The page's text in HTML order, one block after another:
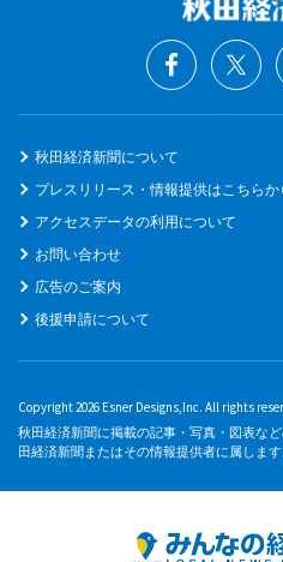
秋田経済新聞について
プレスリリース・情報提供はこちらか
アクセスデータの利用について
お問い合わせ
広告のご案内
後援申請について
Copyright 2026 Esner Designs,Inc. All rights
秋田経済新聞に掲載の記事・写真・図表な
田経済新聞またはその情報提供者に属します